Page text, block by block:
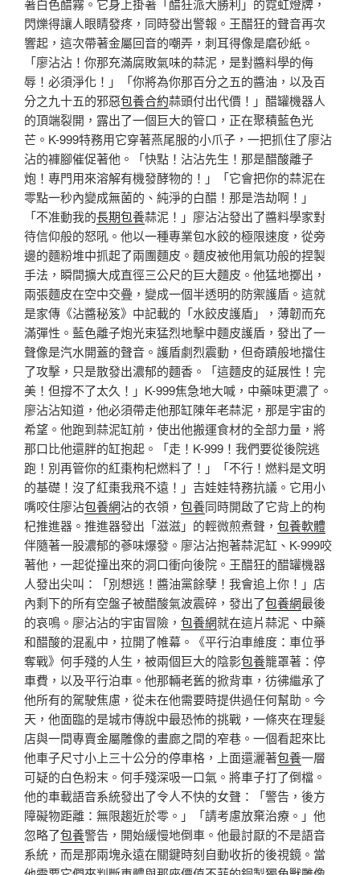
著白色醋霧。它身上掛著「醋狂派大勝利」的霓虹燈牌，
閃爍得讓人眼睛發疼，同時發出警報。王醋狂的聲音再次
響起，這次帶著金屬回音的嘲弄，刺耳得像是磨砂紙。
「廖沾沾！你那充滿腐敗氣味的蒜泥，是對醬料學的侮
辱！必須淨化！」「你將為你那百分之五的醬油，以及百
分之九十五的邪惡包養合約蒜頭付出代價！」醋罐機器人
的頂端裂開，露出了一個巨大的管口，正在聚積藍色光
芒。K-999特務用它穿著燕尾服的小爪子，一把抓住了廖沾
沾的褲腳催促著他。「快點！沾沾先生！那是醋酸離子
炮！專門用來溶解有機發酵物的！」「它會把你的蒜泥在
零點一秒內變成無菌的、純淨的白醋！那是浩劫啊！」
「不准動我的長期包養蒜泥！」廖沾沾發出了醬料學家對
待信仰般的怒吼。他以一種專業包水餃的極限速度，從旁
邊的麵粉堆中抓起了兩團麵皮。麵皮被他用氣功般的捏製
手法，瞬間擴大成直徑三公尺的巨大麵皮。他猛地擲出，
兩張麵皮在空中交疊，變成一個半透明的防禦護盾。這就
是家傳《沾醬秘笈》中記載的「水餃皮護盾」，薄韌而充
滿彈性。藍色離子炮光束猛烈地擊中麵皮護盾，發出了一
聲像是汽水開蓋的聲音。護盾劇烈震動，但奇蹟般地擋住
了攻擊，只是散發出濃郁的麵香。「這麵皮的延展性！完
美！但撐不了太久！」K-999焦急地大喊，中藥味更濃了。
廖沾沾知道，他必須帶走他那缸陳年老蒜泥，那是宇宙的
希望。他跑到蒜泥缸前，使出他搬運食材的全部力量，將
那口比他還胖的缸抱起。「走！K-999！我們要從後院逃
跑！別再管你的紅棗枸杞燃料了！」「不行！燃料是文明
的基礎！沒了紅棗我飛不遠！」吉娃娃特務抗議。它用小
嘴咬住廖沾包養網沾的衣領， 包養同時開啟了它背上的枸
杞推進器。推進器發出「滋滋」的輕微煎煮聲， 包養軟體
伴隨著一股濃郁的蔘味爆發。廖沾沾抱著蒜泥缸、K-999咬
著他，一起從撞出來的洞口衝向後院。王醋狂的醋罐機器
人發出尖叫：「別想逃！醬油黨餘孽！我會追上你！」店
內剩下的所有空盤子被醋酸氣波震碎，發出了包養網最後
的哀鳴。廖沾沾的宇宙冒險， 包養網就在這片蒜泥、中藥
和醋酸的混亂中，拉開了帷幕。《平行泊車維度：車位爭
奪戰》何手殘的人生，被兩個巨大的陰影包養籠罩著：停
車費，以及平行泊車。他那輛老舊的掀背車，彷彿繼承了
他所有的駕駛焦慮，從未在他需要時提供過任何幫助。今
天，他面臨的是城市傳說中最恐怖的挑戰，一條夾在理髮
店與一間專賣金屬雕像的畫廊之間的窄巷。一個看起來比
他車子尺寸小上三十公分的停車格，上面還灑著包養一層
可疑的白色粉末。何手殘深吸一口氣。將車子打了倒檔。
他的車載語音系統發出了令人不快的女聲：「警告，後方
障礙物距離：無限趨近於零。」「請考慮放棄治療。」他
忽略了包養警告，開始緩慢地倒車。他最討厭的不是語音
系統，而是那兩塊永遠在關鍵時刻自動收折的後視鏡。當